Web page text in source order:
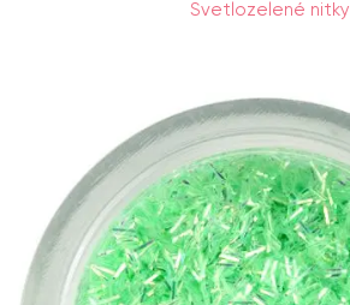
Svetlozelené nitky